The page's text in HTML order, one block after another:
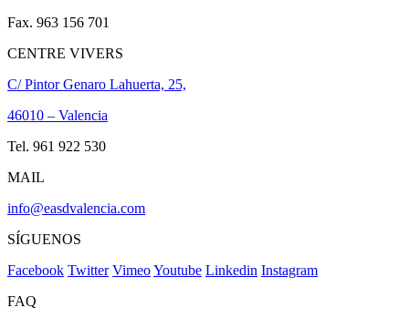
Fax. 963 156 701
CENTRE VIVERS
C/ Pintor Genaro Lahuerta, 25,
46010 – Valencia
Tel. 961 922 530
MAIL
info@easdvalencia.com
SÍGUENOS
Facebook Twitter VimeoYoutube Linkedin Instagram
FAQ